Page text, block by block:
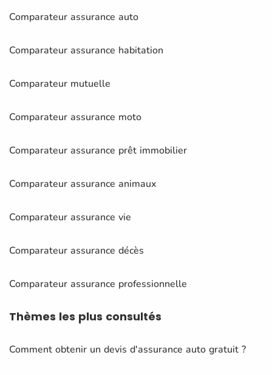
Comparateur assurance auto
Comparateur assurance habitation
Comparateur mutuelle
Comparateur assurance moto
Comparateur assurance prêt immobilier
Comparateur assurance animaux
Comparateur assurance vie
Comparateur assurance décès
Comparateur assurance professionnelle
Thèmes les plus consultés
Comment obtenir un devis d'assurance auto gratuit ?